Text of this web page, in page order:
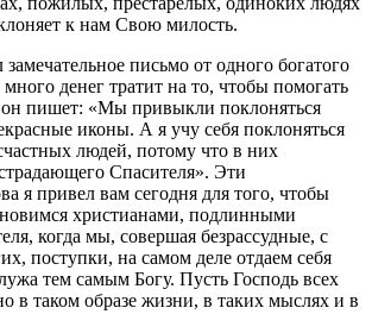
к нам Свою милость.
письмо от одного богатого
денег тратит на то, чтобы помогать
пишет: «Мы привыкли поклоняться
иконы. А я учу себя поклоняться
людей, потому что в них
Спасителя». Эти
я привел вам сегодня для того, чтобы
христианами, подлинными
когда мы, совершая безрассудные, с
поступки, на самом деле отдаем себя
тем самым Богу. Пусть Господь всех
в таком образе жизни, в таких мыслях и в